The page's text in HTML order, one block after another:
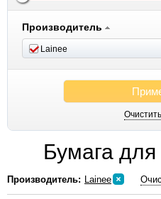
Производитель
Lainee
Бумага для
Производитель: Lainee